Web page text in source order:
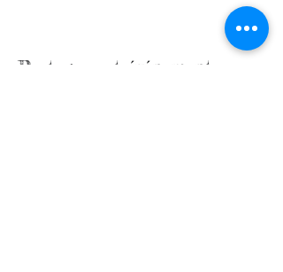
Partager cet événement